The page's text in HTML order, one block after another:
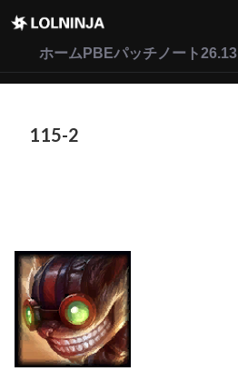
ホーム PBEパッチノート26.13
115-2